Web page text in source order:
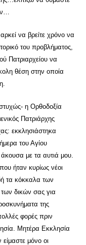
να βρείτε χρόνο να
του προβλήματος,
Πατριαρχείου να
θέση στην οποία
η Ορθοδοξία
Πατριάρχης
εκκλησιάστηκα
του Αγίου
με τα αυτιά μου.
ήταν κυρίως νέοι
τα κόκκαλα των
δικών σας για
της
φορές πριν
Μητέρα Εκκλησία
μόνο οι